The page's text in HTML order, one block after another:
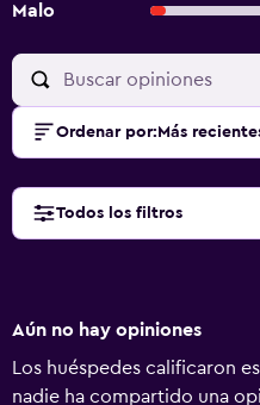
Malo
Ordenar por: Más
Todos los filtros
Aún no hay opiniones
Los huéspedes calificaron
nadie ha compartido una